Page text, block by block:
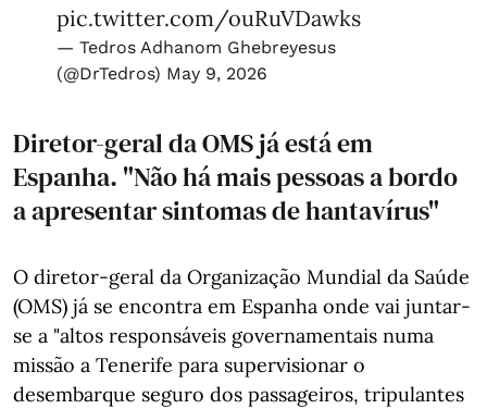
pic.twitter.com/ouRuVDawks
— Tedros Adhanom Ghebreyesus
(@DrTedros) May 9, 2026
Diretor-geral da OMS já está em
Espanha. "Não há mais pessoas a bordo
a apresentar sintomas de hantavírus"
O diretor-geral da Organização Mundial da Saúde
(OMS) já se encontra em Espanha onde vai juntar-
se a "altos responsáveis governamentais numa
missão a Tenerife para supervisionar o
desembarque seguro dos passageiros, tripulantes